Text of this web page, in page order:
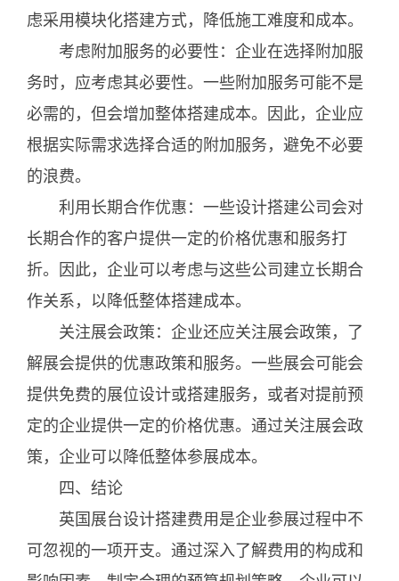
虑采用模块化搭建方式，降低施工难度和成本。
考虑附加服务的必要性：企业在选择附加服
务时，应考虑其必要性。一些附加服务可能不是
必需的，但会增加整体搭建成本。因此，企业应
根据实际需求选择合适的附加服务，避免不必要
的浪费。
利用长期合作优惠：一些设计搭建公司会对
长期合作的客户提供一定的价格优惠和服务打
折。因此，企业可以考虑与这些公司建立长期合
作关系，以降低整体搭建成本。
关注展会政策：企业还应关注展会政策，了
解展会提供的优惠政策和服务。一些展会可能会
提供免费的展位设计或搭建服务，或者对提前预
定的企业提供一定的价格优惠。通过关注展会政
策，企业可以降低整体参展成本。
四、结论
英国展台设计搭建费用是企业参展过程中不
可忽视的一项开支。通过深入了解费用的构成和